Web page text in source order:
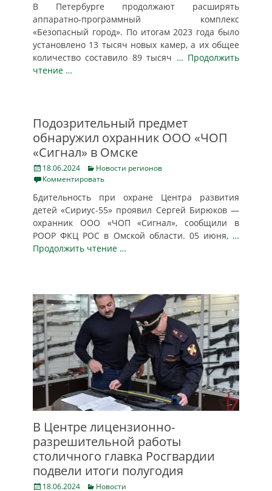
В Петербурге продолжают расширять
аппаратно-программный комплекс
«Безопасный город». По итогам 2023 года было
установлено 13 тысяч новых камер, а их общее
количество составило 89 тысяч … Продолжить
чтение …
Подозрительный предмет
обнаружил охранник ООО «ЧОП
«Сигнал» в Омске
Posted
on
18.06.2024 Categories
Новости регионов
Комментировать
Бдительность при охране Центра развития
детей «Сириус-55» проявил Сергей Бирюков —
охранник ООО «ЧОП «Сигнал», сообщили в
РООР ФКЦ РОС в Омской области. 05 июня, …
Продолжить чтение …
В Центре лицензионно-
разрешительной работы
столичного главка Росгвардии
подвели итоги полугодия
Posted
18.06.2024 Categories
Новости